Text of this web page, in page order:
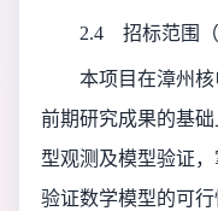
2.4 招标范围（
本项目在漳州
前期研究成果的基
型观测及模型验证
验证数学模型的可